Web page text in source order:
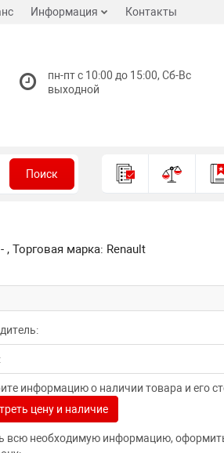
Информация Контакты
пн-пт с 10:00 до 15:00, Сб-Вс
выходной
Поиск
, Торговая марка: Renault
информацию о наличии товара и его
цену и наличие
всю необходимую информацию,